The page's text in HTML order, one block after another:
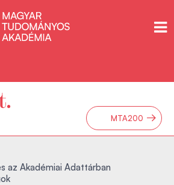
MTA200 →
az Akadémiai Adattárban